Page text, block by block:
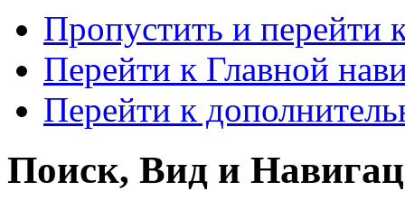
Пропустить и перейти
Перейти к Главной
Перейти к
Поиск, Вид и